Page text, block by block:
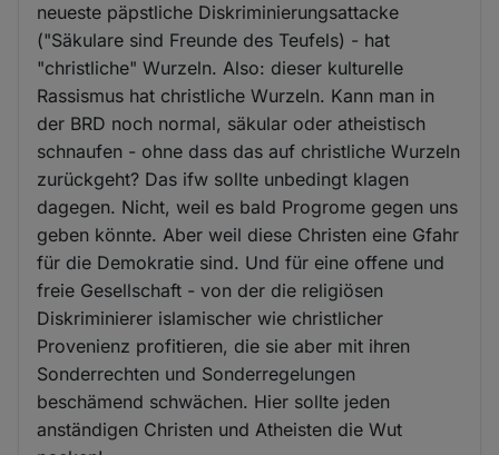
neueste päpstliche Diskriminierungsattacke
("Säkulare sind Freunde des Teufels) - hat
"christliche" Wurzeln. Also: dieser kulturelle
Rassismus hat christliche Wurzeln. Kann man in
der BRD noch normal, säkular oder atheistisch
schnaufen - ohne dass das auf christliche Wurzeln
zurückgeht? Das ifw sollte unbedingt klagen
dagegen. Nicht, weil es bald Progrome gegen uns
geben könnte. Aber weil diese Christen eine Gfahr
für die Demokratie sind. Und für eine offene und
freie Gesellschaft - von der die religiösen
Diskriminierer islamischer wie christlicher
Provenienz profitieren, die sie aber mit ihren
Sonderrechten und Sonderregelungen
beschämend schwächen. Hier sollte jeden
anständigen Christen und Atheisten die Wut